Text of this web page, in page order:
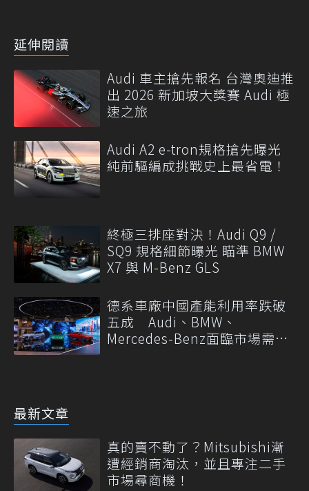
延伸閱讀
Audi 車主搶先報名 台灣奧迪推
出 2026 新加坡大獎賽 Audi 極
速之旅
Audi A2 e-tron規格搶先曝光
純前驅編成挑戰史上最省電！
終極三排座對決！Audi Q9 /
SQ9 規格細節曝光 瞄準 BMW
X7 與 M-Benz GLS
德系車廠中國產能利用率跌破
五成 Audi、BMW、
Mercedes-Benz面臨市場需求
最新文章
真的賣不動了？Mitsubishi漸
遭經銷商淘汰，並且專注二手
市場尋商機！